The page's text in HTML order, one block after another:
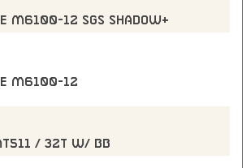
M6100-12 SGS shadow+
M6100-12
/ 32T w/ BB